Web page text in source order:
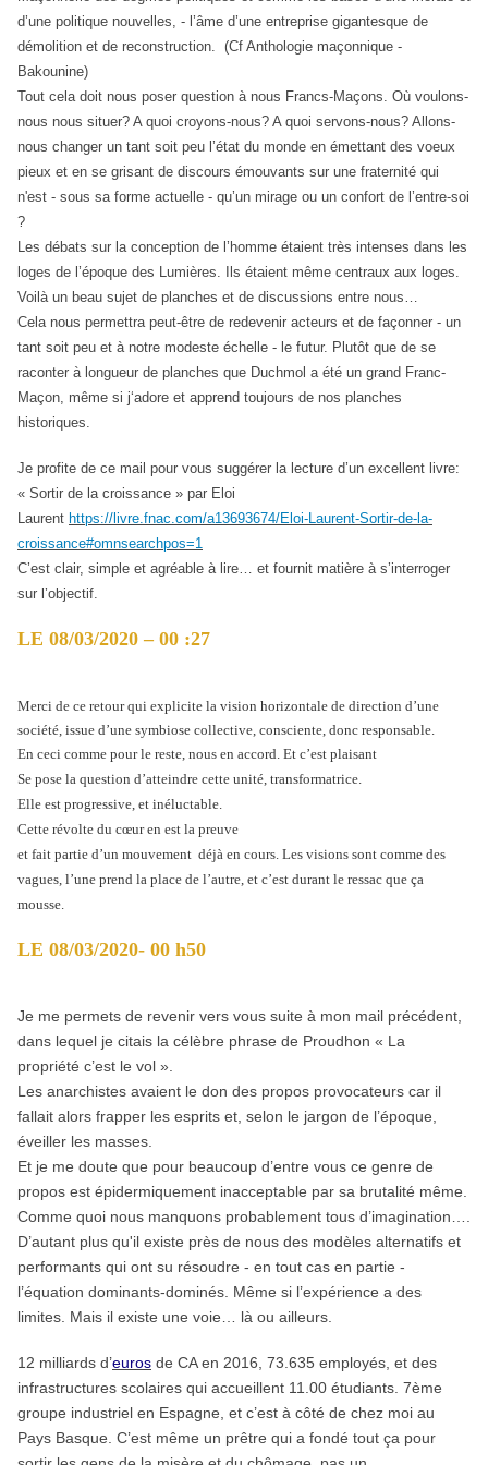
d’une politique nouvelles, - l’âme d’une entreprise gigantesque de
démolition et de reconstruction. (Cf Anthologie maçonnique -
Bakounine)
Tout cela doit nous poser question à nous Francs-Maçons. Où voulons-
nous nous situer? A quoi croyons-nous? A quoi servons-nous? Allons-
nous changer un tant soit peu l’état du monde en émettant des voeux
pieux et en se grisant de discours émouvants sur une fraternité qui
n'est - sous sa forme actuelle - qu’un mirage ou un confort de l’entre-soi
?
Les débats sur la conception de l’homme étaient très intenses dans les
loges de l’époque des Lumières. Ils étaient même centraux aux loges.
Voilà un beau sujet de planches et de discussions entre nous…
Cela nous permettra peut-être de redevenir acteurs et de façonner - un
tant soit peu et à notre modeste échelle - le futur. Plutôt que de se
raconter à longueur de planches que Duchmol a été un grand Franc-
Maçon, même si j‘adore et apprend toujours de nos planches
historiques.
Je profite de ce mail pour vous suggérer la lecture d’un excellent livre:
« Sortir de la croissance » par Eloi
Laurent https://livre.fnac.com/a13693674/Eloi-Laurent-Sortir-de-la-
croissance#omnsearchpos=1
C’est clair, simple et agréable à lire… et fournit matière à s’interroger
sur l’objectif.
LE 08/03/2020 – 00 :27
Merci de ce retour qui explicite la vision horizontale de direction d’une
société, issue d’une symbiose collective, consciente, donc responsable.
En ceci comme pour le reste, nous en accord. Et c’est plaisant
Se pose la question d’atteindre cette unité, transformatrice.
Elle est progressive, et inéluctable.
Cette révolte du cœur en est la preuve
et fait partie d’un mouvement déjà en cours. Les visions sont comme des
vagues, l’une prend la place de l’autre, et c’est durant le ressac que ça
mousse.
LE 08/03/2020- 00 h50
Je me permets de revenir vers vous suite à mon mail précédent,
dans lequel je citais la célèbre phrase de Proudhon « La
propriété c’est le vol ».
Les anarchistes avaient le don des propos provocateurs car il
fallait alors frapper les esprits et, selon le jargon de l’époque,
éveiller les masses.
Et je me doute que pour beaucoup d’entre vous ce genre de
propos est épidermiquement inacceptable par sa brutalité même.
Comme quoi nous manquons probablement tous d’imagination….
D’autant plus qu'il existe près de nous des modèles alternatifs et
performants qui ont su résoudre - en tout cas en partie -
l’équation dominants-dominés. Même si l’expérience a des
limites. Mais il existe une voie… là ou ailleurs.
12 milliards d’euros de CA en 2016, 73.635 employés, et des
infrastructures scolaires qui accueillent 11.00 étudiants. 7ème
groupe industriel en Espagne, et c’est à côté de chez moi au
Pays Basque. C’est même un prêtre qui a fondé tout ça pour